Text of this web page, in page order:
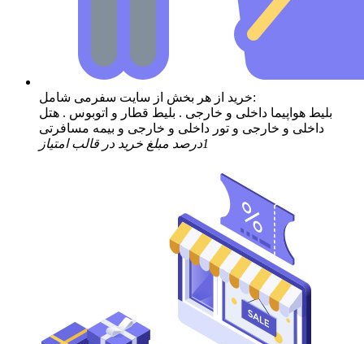
خرید از هر بخش از سایت سفرمی شامل:
بلیط هواپیما داخلی و خارجی . بلیط قطار و اتوبوس . هتل
داخلی و خارجی و تور داخلی و خارجی و بیمه مسافرتی
1درصد مبلغ خرید در قالب امتیاز